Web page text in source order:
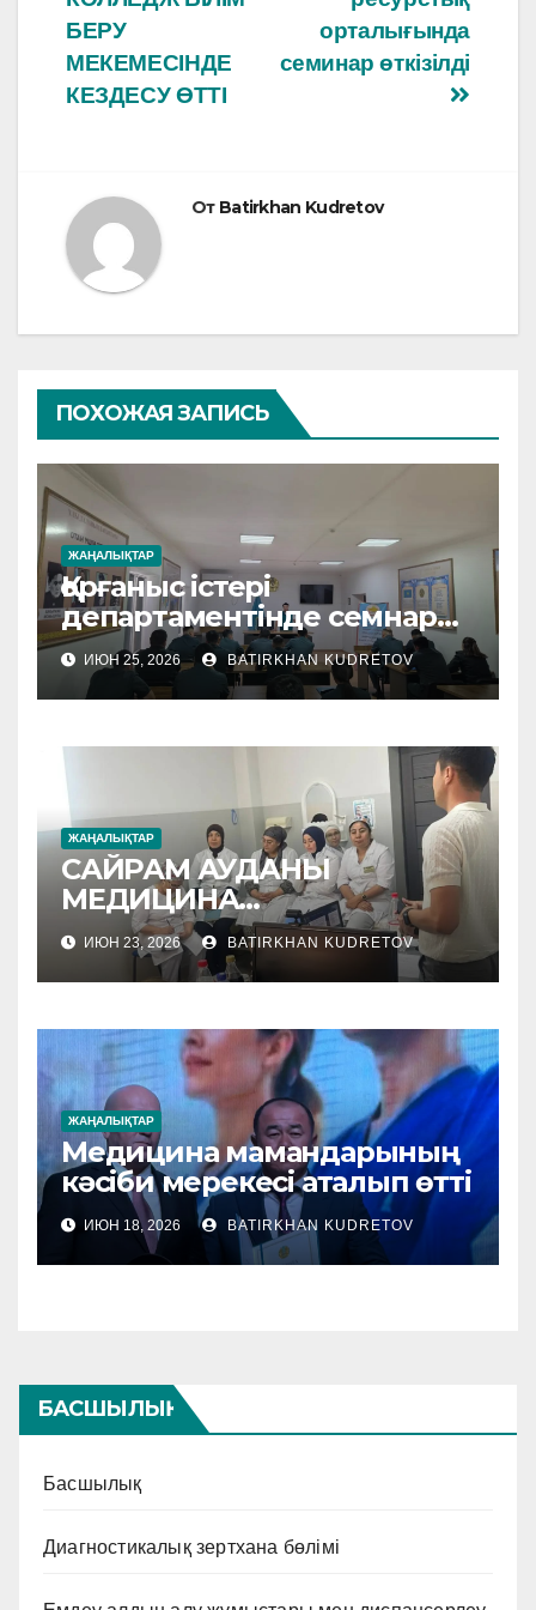
o
k
записям
орталығында
семинар өткізілді
БЕРУ
МЕКЕМЕСІНДЕ
КЕЗДЕСУ ӨТТІ
От Batirkhan Kudretov
ПОХОЖАЯ ЗАПИСЬ
ЖАҢАЛЫҚТАР
Қорғаныс істері
департаментінде семнар
өтті
ИЮН 25, 2026 BATIRKHAN KUDRETOV
ЖАҢАЛЫҚТАР
САЙРАМ АУДАНЫ
МЕДИЦИНА
МЕКЕМЕЛЕРІНЕ
ӘДІСТЕМЕЛІК КӨМЕК
КӨРСЕТІЛУДЕ
ИЮН 23, 2026 BATIRKHAN KUDRETOV
ЖАҢАЛЫҚТАР
Медицина мамандарының
кәсіби мерекесі аталып өтті
ИЮН 18, 2026 BATIRKHAN KUDRETOV
БАСШЫЛЫҚ
Басшылық
Диагностикалық зертхана бөлімі